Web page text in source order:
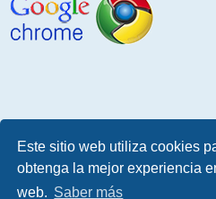
Este sitio web utiliza cookies
obtenga la mejor experiencia
web. Saber más